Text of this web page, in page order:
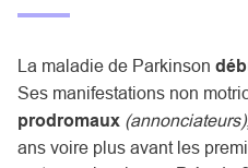
La maladie de Parkinson
Ses manifestations non
prodromaux (annonciateurs)
ans voire plus avant les